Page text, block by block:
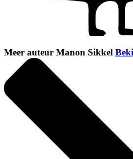
Meer auteur Manon Sikkel